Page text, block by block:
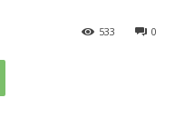
0
533